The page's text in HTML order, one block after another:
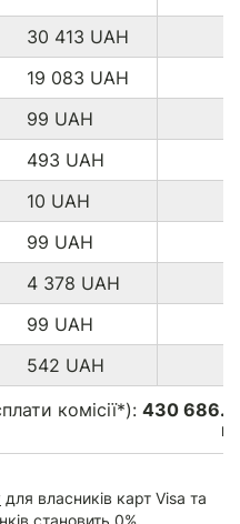
30 413 UAH
19 083 UAH
99 UAH
493 UAH
10 UAH
99 UAH
4 378 UAH
99 UAH
542 UAH
комісії*): 430
для власників карт Visa та